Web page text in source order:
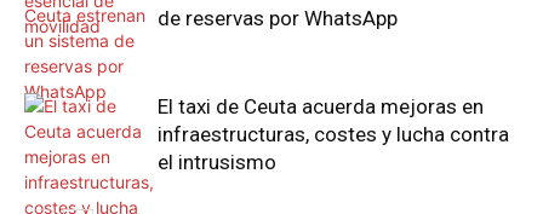
de reservas por WhatsApp
El taxi de Ceuta acuerda mejoras en
infraestructuras, costes y lucha contra
el intrusismo